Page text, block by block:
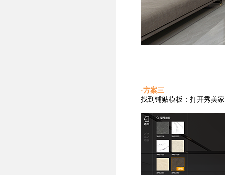
·方案三
找到铺贴模板：打开秀美